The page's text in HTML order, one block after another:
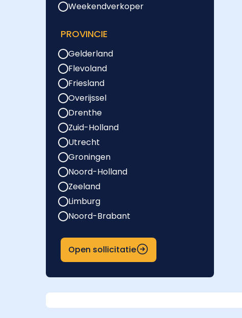
Weekendverkoper
PROVINCIE
Gelderland
Flevoland
Friesland
Overijssel
Drenthe
Zuid-Holland
Utrecht
Groningen
Noord-Holland
Zeeland
Limburg
Noord-Brabant
Open sollicitatie